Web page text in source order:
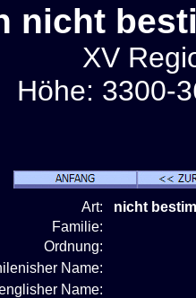
nicht
XV
Höhe: 3300-
Art:
nicht
Familie:
Ordnung:
Name:
Name: